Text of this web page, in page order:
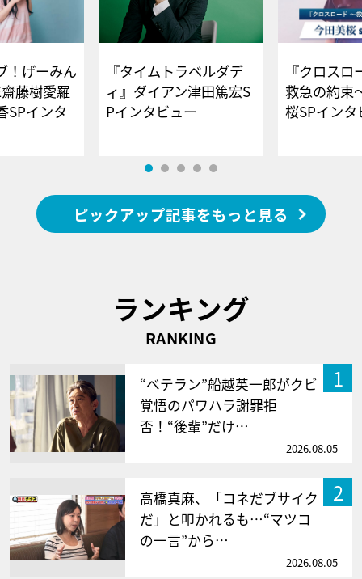
！げーみん
藤樹愛羅
SPインタ
『タイムトラベルダデ
ィ』ダイアン津田篤宏S
Pインタビュー
『クロス
救急の約束
桜SPイ
ピックアップ記事をもっと見る
ランキング
RANKING
1
“ベテラン”船越英一郎がクビ
覚悟のパワハラ謝罪拒
否！“後輩”だけ…
2026.08.05
2
高橋真麻、「コネだブサイク
だ」と叩かれるも…“マツコ
の一言”から…
2026.08.05